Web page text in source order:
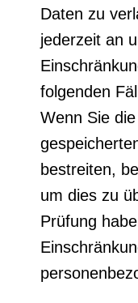
Daten zu
jederzeit an
folgenden
Wenn Sie
bestreiten,
um dies zu
Prüfung